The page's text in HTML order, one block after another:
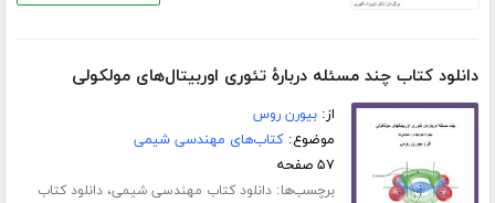
دانلود کتاب چند مسئله دربارۀ تئوری اوربیتال‌های مولکولی
از:بیورن روس
موضوع:کتاب‌های مهندسی شیمی
۵۷ صفحه
برچسب‌ها:دانلود کتاب مهندسی شیمی،دانلود کتاب